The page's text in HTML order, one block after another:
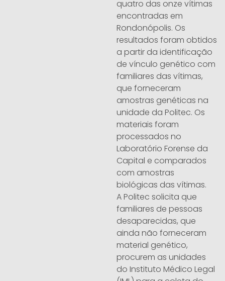
quatro das onze vítimas
encontradas em
Rondonópolis. Os
resultados foram obtidos
a partir da identificação
de vínculo genético com
familiares das vítimas,
que forneceram
amostras genéticas na
unidade da Politec. Os
materiais foram
processados no
Laboratório Forense da
Capital e comparados
com amostras
biológicas das vítimas.
A Politec solicita que
familiares de pessoas
desaparecidas, que
ainda não forneceram
material genético,
procurem as unidades
do Instituto Médico Legal